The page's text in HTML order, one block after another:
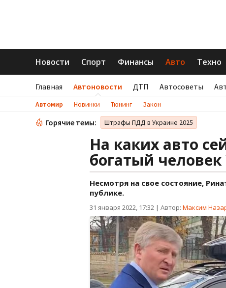
Новости Спорт Финансы Авто Техно
Главная Автоновости ДТП Автосоветы
Автомир Новинки Тюнинг Закон
Горячие темы: Штрафы ПДД в Украине 2025
На каких авто
богатый
Несмотря на свое состояние,
публике.
31 января 2022, 17:32 | Автор: Максим